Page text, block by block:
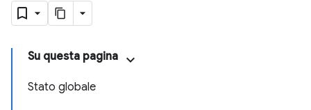
Su questa pagina
Stato globale